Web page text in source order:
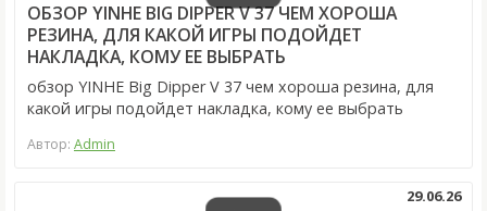
ОБЗОР YINHE BIG DIPPER V 37 ЧЕМ ХОРОША
РЕЗИНА, ДЛЯ КАКОЙ ИГРЫ ПОДОЙДЕТ
НАКЛАДКА, КОМУ ЕЕ ВЫБРАТЬ
обзор YINHE Big Dipper V 37 чем хороша резина, для
какой игры подойдет накладка, кому ее выбрать
Автор: Admin
29.06.26